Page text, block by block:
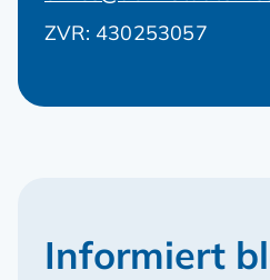
ZVR: 430253057
Informiert